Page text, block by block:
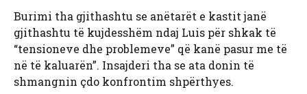
Burimi tha gjithashtu se anëtarët e kastit janë
gjithashtu të kujdesshëm ndaj Luis për shkak të
“tensioneve dhe problemeve” që kanë pasur me të
në të kaluarën”. Insajderi tha se ata donin të
shmangnin çdo konfrontim shpërthyes.